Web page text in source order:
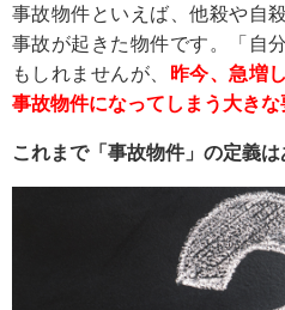
事故物件といえば、他殺や自
事故が起きた物件です。「自
もしれませんが、 昨今、急増
事故物件になってしまう大き
これまで「事故物件」の定義